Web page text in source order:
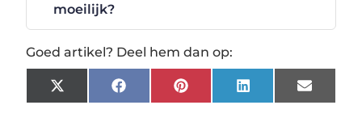
moeilijk?
Goed artikel? Deel hem dan op:
X
(Twitter)
FacebookPinterestLinkedInEmail